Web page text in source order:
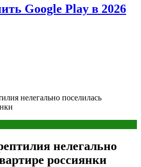
Google Play в 2026
нелегально поселилась
нелегально
россиянки